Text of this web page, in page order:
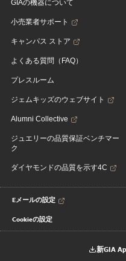
GIAの機器について
小売業者サポート
キャンパス ストア
よくある質問（FAQ）
プレスルーム
ジェムキッズのウェブサイト
Alumni Collective
ジュエリーの品質保証ベンチマー
ク
ダイヤモンドの品質を示す4C
Eメールの設定
Cookieの設定
新GIA